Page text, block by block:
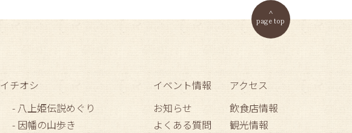
page top
イチオシ
- 八上姫伝説めぐり
- 因幡の山歩き
イベント情報
お知らせ
よくある質問
アクセス
飲食店情報
観光情報